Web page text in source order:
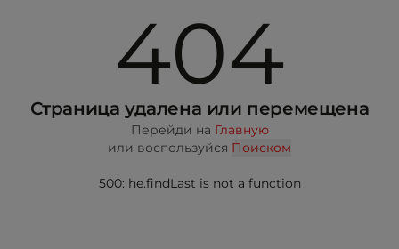
404
Страница удалена или перемещена
Перейди на Главную
или воспользуйся Поиском
500: he.findLast is not a function